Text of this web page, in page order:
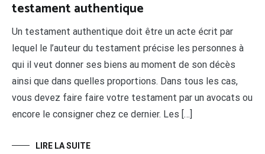
testament authentique
Un testament authentique doit être un acte écrit par
lequel le l’auteur du testament précise les personnes à
qui il veut donner ses biens au moment de son décès
ainsi que dans quelles proportions. Dans tous les cas,
vous devez faire faire votre testament par un avocats ou
encore le consigner chez ce dernier. Les […]
LIRE LA SUITE